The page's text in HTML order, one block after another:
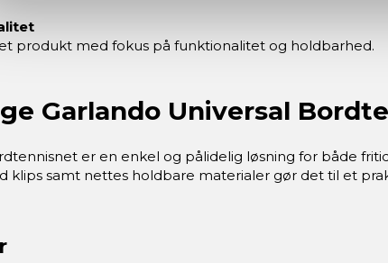
produkt med fokus på funktionalitet og holdbarhed.
Garlando Universal
er en enkel og pålidelig løsning for både
klips samt nettes holdbare materialer gør det til et